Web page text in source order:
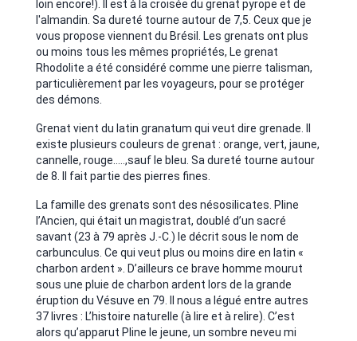
loin encore!). Il est à la croisée du grenat pyrope et de
l'almandin. Sa dureté tourne autour de 7,5. Ceux que je
vous propose viennent du Brésil. Les grenats ont plus
ou moins tous les mêmes propriétés, Le grenat
Rhodolite a été considéré comme une pierre talisman,
particulièrement par les voyageurs, pour se protéger
des démons.
Grenat vient du latin granatum qui veut dire grenade. Il
existe plusieurs couleurs de grenat : orange, vert, jaune,
cannelle, rouge.....,sauf le bleu. Sa dureté tourne autour
de 8. Il fait partie des pierres fines.
La famille des grenats sont des nésosilicates. Pline
l’Ancien, qui était un magistrat, doublé d’un sacré
savant (23 à 79 après J.-C.) le décrit sous le nom de
carbunculus. Ce qui veut plus ou moins dire en latin «
charbon ardent ». D’ailleurs ce brave homme mourut
sous une pluie de charbon ardent lors de la grande
éruption du Vésuve en 79. Il nous a légué entre autres
37 livres : L’histoire naturelle (à lire et à relire). C’est
alors qu’apparut Pline le jeune, un sombre neveu mi